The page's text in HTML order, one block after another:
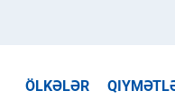
ÖLKƏLƏR